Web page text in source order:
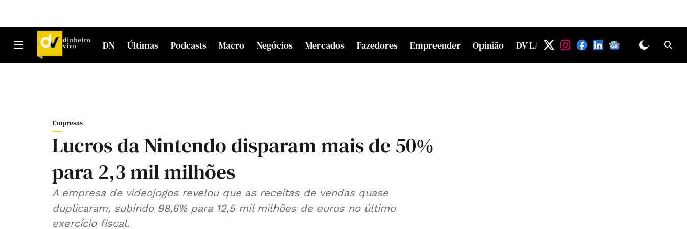
DN Últimas Podcasts Macro Negócios Mercados Fazedores Empreender Opinião DV LAB
Empresas
Lucros da Nintendo disparam mais de 50%
para 2,3 mil milhões
A empresa de videojogos revelou que as receitas de vendas quase
duplicaram, subindo 98,6% para 12,5 mil milhões de euros no último
exercício fiscal.